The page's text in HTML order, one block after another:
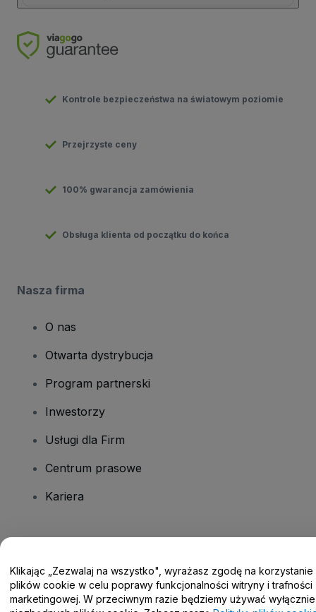
Kontrole bezpieczeństwa na światowym poziomie
Przejrzyste ceny
100% gwarancja zamówienia
Obsługa klienta od początku do końca
Nasza firma
O nas
Otwarta dystrybucja
Program partnerski
Inwestorzy
Usługi dla Firm
Centrum prasowe
Kariera
Centrum pomocy / Skontaktuj się z nami
Klikając „Zezwalaj na wszystko", wyrażasz zgodę na korzystanie
plików cookie w celu poprawy funkcjonalności witryny i trafności
marketingowej. W przeciwnym razie będziemy używać wyłącznie